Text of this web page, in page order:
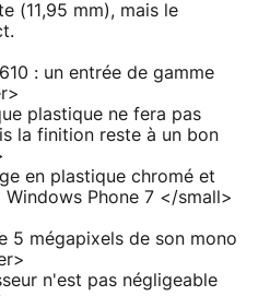
(11,95 mm), mais le